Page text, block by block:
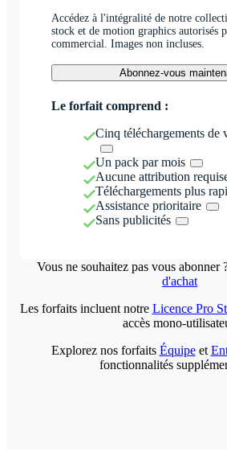
Accédez à l'intégralité de notre
stock et de motion graphics autorisés
commercial. Images non incluses.
Abonnez-vous
Le forfait comprend :
Cinq téléchargements de
Un pack par mois
Aucune attribution
Téléchargements plus
Assistance prioritaire
Sans publicités
Vous ne souhaitez pas vous abonner
d'achat
Les forfaits incluent notre Licence Pro
accès mono-
Explorez nos forfaits Équipeet
fonctionnalités